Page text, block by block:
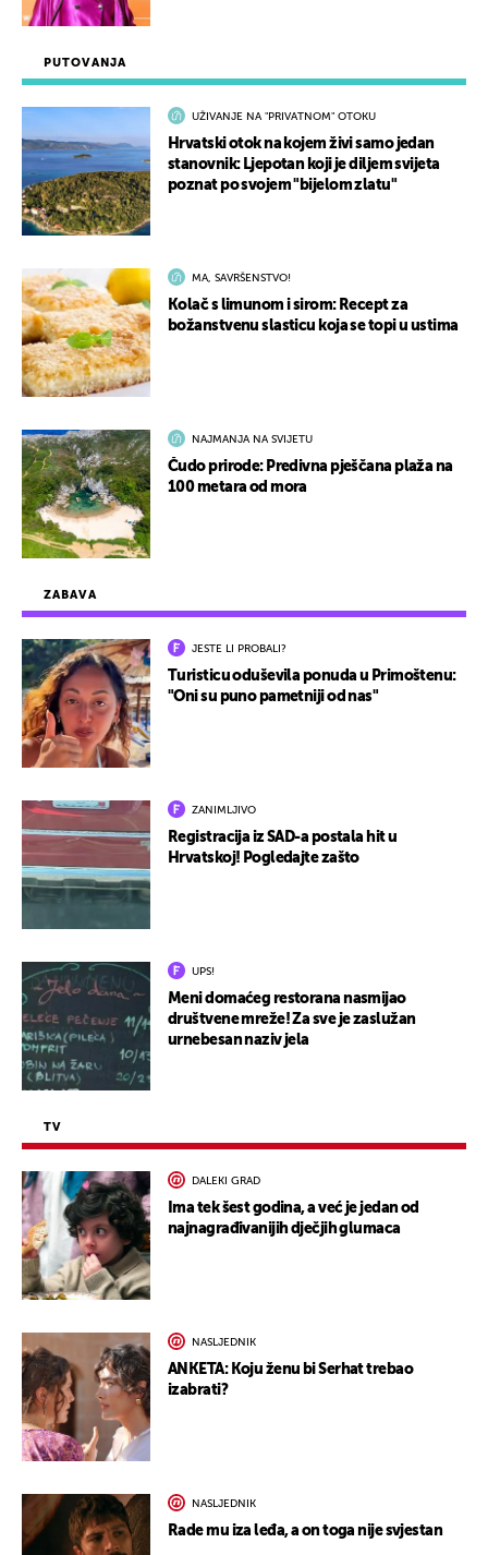
ZABAVA
JESTE LI PROBALI?
Turisticu oduševila ponuda u Primoštenu:
"Oni su puno pametniji od nas"
ZANIMLJIVO
Registracija iz SAD-a postala hit u
Hrvatskoj! Pogledajte zašto
UPS!
Meni domaćeg restorana nasmijao
društvene mreže! Za sve je zaslužan
urnebesan naziv jela
TV
DALEKI GRAD
Ima tek šest godina, a već je jedan od
najnagrađivanijih dječjih glumaca
NASLJEDNIK
ANKETA: Koju ženu bi Serhat trebao
izabrati?
NASLJEDNIK
Rade mu iza leđa, a on toga nije svjestan
PUTOVANJA
UŽIVANJE NA "PRIVATNOM" OTOKU
Hrvatski otok na kojem živi samo jedan
stanovnik: Ljepotan koji je diljem svijeta
poznat po svojem "bijelom zlatu"
MA, SAVRŠENSTVO!
Kolač s limunom i sirom: Recept za
božanstvenu slasticu koja se topi u ustima
NAJMANJA NA SVIJETU
Čudo prirode: Predivna pješčana plaža na
100 metara od mora